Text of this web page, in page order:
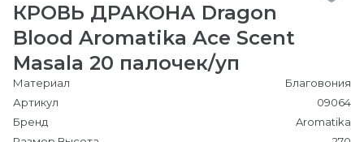
КРОВЬ ДРАКОНА Dragon
Blood Aromatika Ace Scent
Masala 20 палочек/уп
Материал
Благовония
Артикул
09064
Бренд
Aromatika